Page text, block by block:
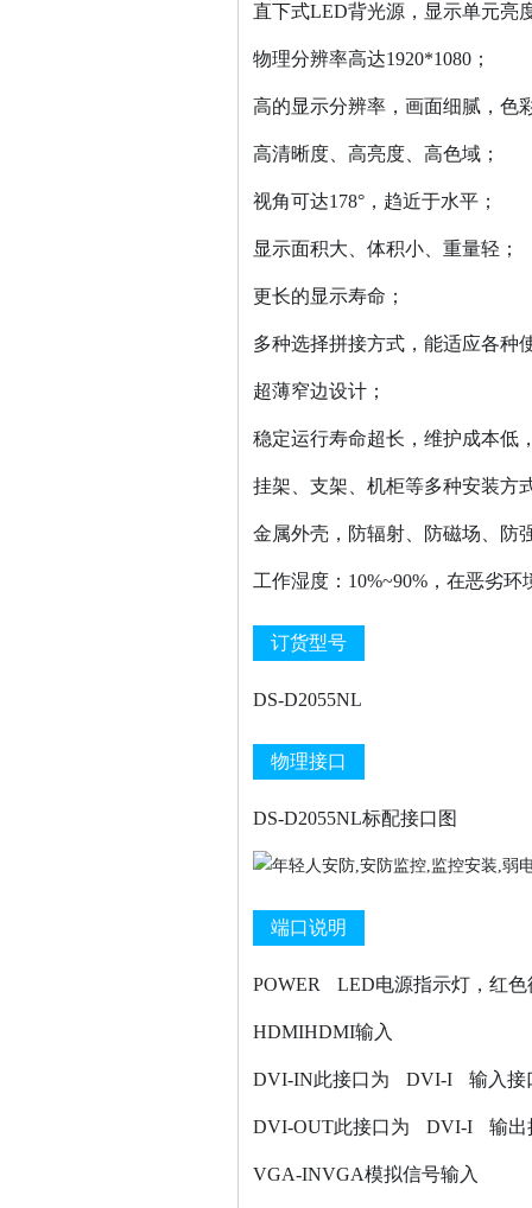
直下式LED背光源，显示单元亮
物理分辨率高达1920*1080；
高的显示分辨率，画面细腻，色
高清晰度、高亮度、高色域；
视角可达178°，趋近于水平；
显示面积大、体积小、重量轻；
更长的显示寿命；
多种选择拼接方式，能适应各种
超薄窄边设计；
稳定运行寿命超长，维护成本低
挂架、支架、机柜等多种安装方
金属外壳，防辐射、防磁场、防
工作湿度：10%~90%，在恶劣
订货型号
DS-D2055NL
物理接口
DS-D2055NL标配接口图
端口说明
POWER LED电源指示灯，红
HDMIHDMI输入
DVI-IN此接口为 DVI-I 输入接
DVI-OUT此接口为 DVI-I 输出
VGA-INVGA模拟信号输入